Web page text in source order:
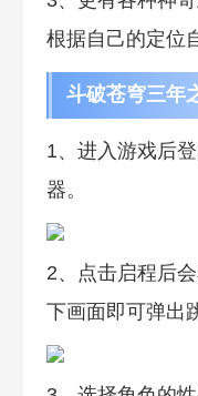
根据自己的定位
斗破苍穹三年
1、进入游戏后
器。
2、点击启程后
下画面即可弹出